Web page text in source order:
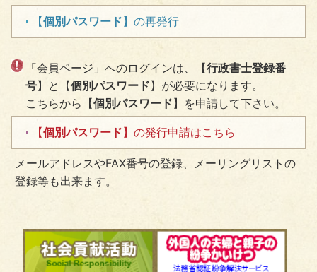
【個別パスワード】の再発行
「会員ページ」へのログインは、【行政書士登録番
号】と【個別パスワード】が必要になります。
こちらから【個別パスワード】を申請して下さい。
【個別パスワード】の発行申請はこちら
メールアドレスやFAX番号の登録、メーリングリストの
登録等も出来ます。